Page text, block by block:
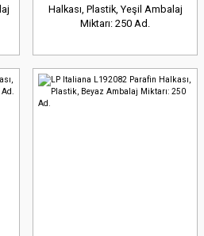
Halkası, Plastik, Yeşil Ambalaj
Miktarı: 250 Ad.